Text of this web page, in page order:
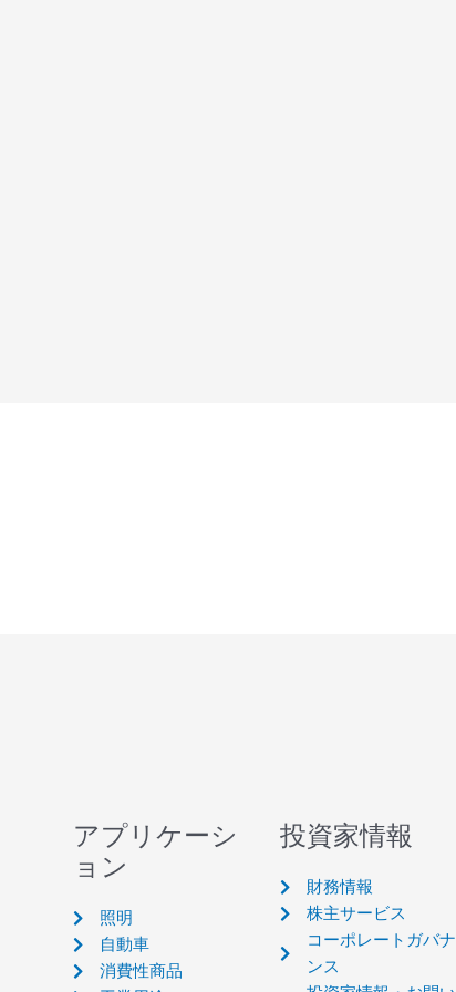
アプリケーシ
ョン
照明
自動車
消費性商品
投資家情報
財務情報
株主サービス
コーポレートガバナ
ンス